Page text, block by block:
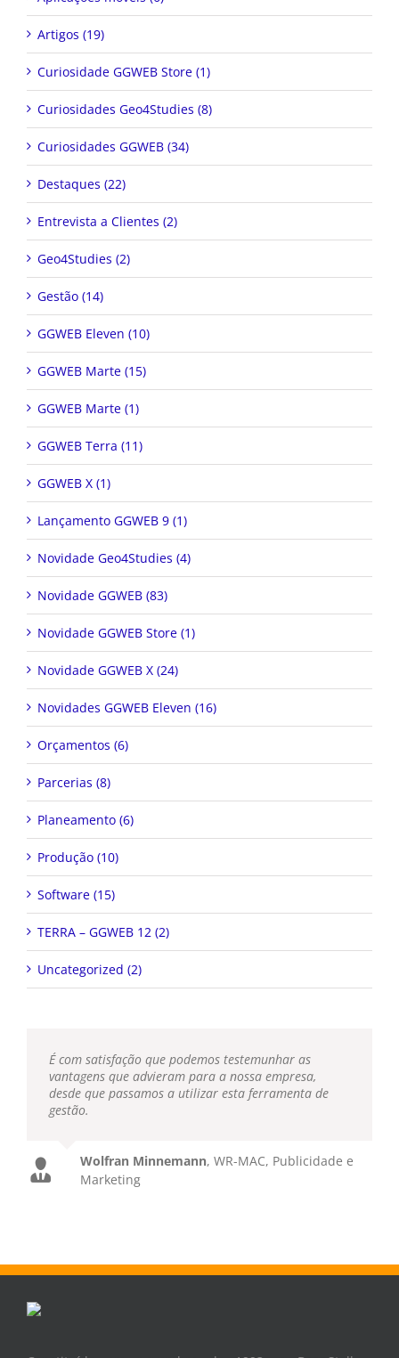
Artigos (19)
Curiosidade GGWEB Store (1)
Curiosidades Geo4Studies (8)
Curiosidades GGWEB (34)
Destaques (22)
Entrevista a Clientes (2)
Geo4Studies (2)
Gestão (14)
GGWEB Eleven (10)
GGWEB Marte (15)
GGWEB Marte (1)
GGWEB Terra (11)
GGWEB X (1)
Lançamento GGWEB 9 (1)
Novidade Geo4Studies (4)
Novidade GGWEB (83)
Novidade GGWEB Store (1)
Novidade GGWEB X (24)
Novidades GGWEB Eleven (16)
Orçamentos (6)
Parcerias (8)
Planeamento (6)
Produção (10)
Software (15)
TERRA – GGWEB 12 (2)
Uncategorized (2)
vantagens que advieram para a nossa empresa,
desde que passamos a utilizar esta ferramenta de
gestão.
Marketing